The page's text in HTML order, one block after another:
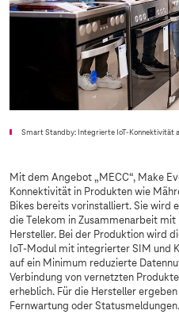
Smart Standby: Integrierte IoT-Konnektivität
Mit dem Angebot „MECC“, Make
Konnektivität in Produkten wie
Bikes bereits vorinstalliert. Sie wird
die Telekom in Zusammenarbeit
Hersteller. Bei der Produktion wird
IoT-Modul mit integrierter SIM und
auf ein Minimum reduzierte
Verbindung von vernetzten
erheblich. Für die Hersteller
Fernwartung oder